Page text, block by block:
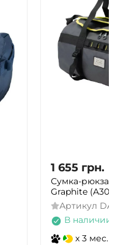
1 655 грн.
Сумка-рюкзак
Graphite (A3051-1)
Артикул
В наличии
x 3 мес.